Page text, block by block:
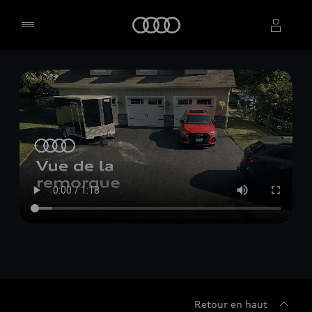
Sélectionner un concessionnaire
Retour en haut